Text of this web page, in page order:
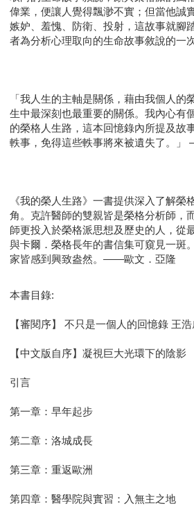
偉業，便讓人覺得飄渺不實；但當他誠
嫉妒、羞愧、防衛、投射，這故事就腳
者為分析心理取向的生命故事敘說的一
「我人生的主軸是關係，藉由我個人的
生中最深刻也最重要的關係。我內心有
的榮格人生路，這本回憶錄內所提及故
軼事，免得這些軼事將來被遺失了。
《我的榮人生路》一書提供深入了解榮
角。克許醫師的雙親皆是榮格分析師，
師更投入於榮格派思想及歷史的人，從
與卡爾．榮格長年的書信集可窺見一斑
家皆感到興致盎然。——歐文．亞隆
本書目錄:
【審閱序】 不只是一個人的回憶錄 王
【中文版自序】凝視巨大光環下的陰影
引言
第一章：早年起步
第二章：洛城成長
第三章：重返歐洲
第四章：醫學院與實習：入無主之地